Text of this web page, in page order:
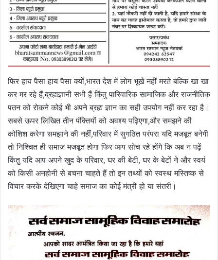
फिर हाय पैसा हाय पैसा क्यों,भारत देश में लोग भूखे नहीं मरते बल्कि खा खा
कर मर रहे हैं,ब्रह्मज्ञानी सभी हैं किंतु पारिवारिक सामाजिक और राजनीतिक
पतन को रोकने कोई भी अपने ब्रह्म ज्ञान का सही उपयोग नहीं कर रहा है।
सबसे ऊपर लिखित तीन पंक्तियों को अवश्य पढ़िएगा,और समझने की
कोशिश करेगा समझाने की नहीं,परिवार में सुगठित परंपरा यदि मजबूत बनेगी
तो निश्चित ही समाज मजबूत होगा फिर आप सोच रहे होंगे कि अब न पढ़ें
किंतु यदि आप अपने खुद के परिवार, घर की बेटी, घर के बेटों ने और स्वयं
को किसी अनहोनी से बचना चाहते हैं तो इन तथ्यों को स्वस्थ मस्तिष्क से
विचार करके देखिएगा चाहे समाज का कोई मंत्री हो या संतरी।